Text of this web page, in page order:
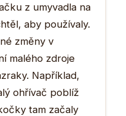
z umyvadla na
aby používaly.
změny v
malého zdroje
Například,
ohřívač poblíž
tam začaly